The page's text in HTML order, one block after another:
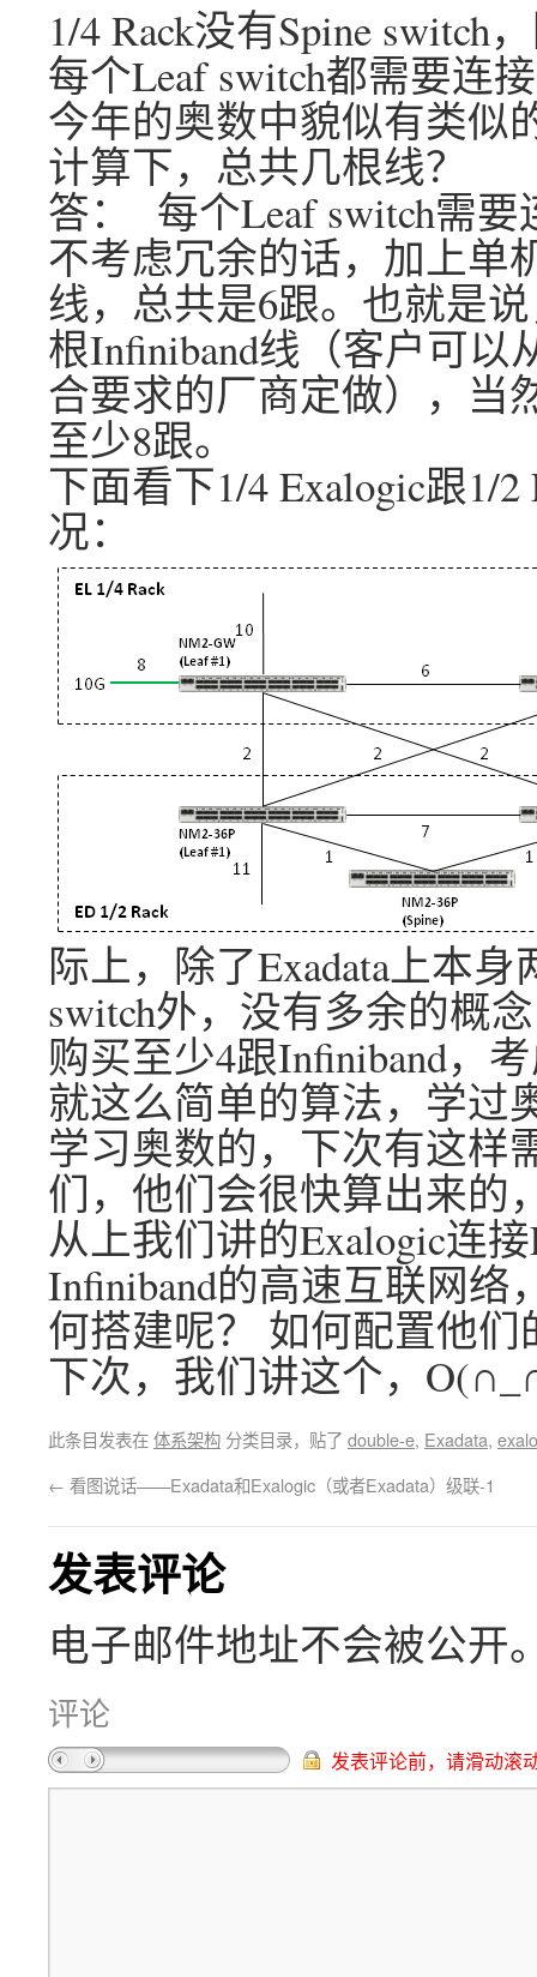
1/4 Rack没有Spine
每个Leaf switch都需要连
今年的奥数中貌似有类似
计算下，总共几根线？
答： 每个Leaf switch需要
不考虑冗余的话，加上单
线，总共是6跟。也就是
根Infiniband线（客户可以
合要求的厂商定做），当
至少8跟。
下面看下1/4 Exalogic跟1/
况：
际上，除了Exadata上本
switch外，没有多余的概
购买至少4跟Infiniband，
就这么简单的算法，学过
学习奥数的，下次有这样
们，他们会很快算出来的
从上我们讲的Exalogic连
Infiniband的高速互联网
何搭建呢？ 如何配置他们
下次，我们讲这个，
此条目发表在体系架构 分类目录，贴了 double-e, Exadata,
← 看图说话——Exadata和Exalogic（或者Exadata）级联-1
发表评论
电子邮件地址不会被公开
评论
发表评论前，请滑动滚